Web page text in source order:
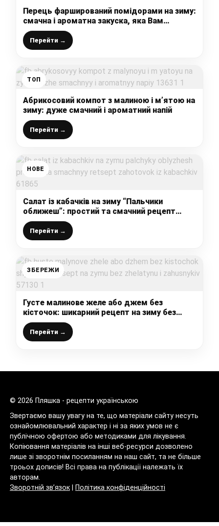
Перець фарширований помідорами на зиму:
смачна і ароматна закуска, яка Вам
сподобається
Перейти →
ТОП
Абрикосовий компот з малиною і м’ятою на
зиму: дуже смачний і ароматний напій
Перейти →
НОВЕ
Салат із кабачків на зиму “Пальчики
оближеш”: простий та смачний рецепт
заготовок із кабачків
Перейти →
ЗБЕРЕЖИ
Густе малинове желе або джем без
кісточок: шикарний рецепт на зиму без
желатину і загусників
Перейти →
© 2026 Пляшка - рецепти українською
Звертаємо вашу увагу на те, що матеріали сайту несуть
ознайомлювальний характер і ні за яких умов не є
публічною офертою або методиками для лікування.
Копіювання матеріалів на інші веб-ресурси дозволено
лише зі зворотнім посиланням на наш сайт, та не більше
троьох дописів! Всі права на публікації належать їх
авторам.
Зворотній зв’язок
Політика конфіденційності